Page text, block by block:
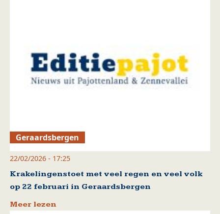
Geraardsbergen
22/02/2026 - 17:25
Krakelingenstoet met veel regen en veel volk
op 22 februari in Geraardsbergen
Meer lezen